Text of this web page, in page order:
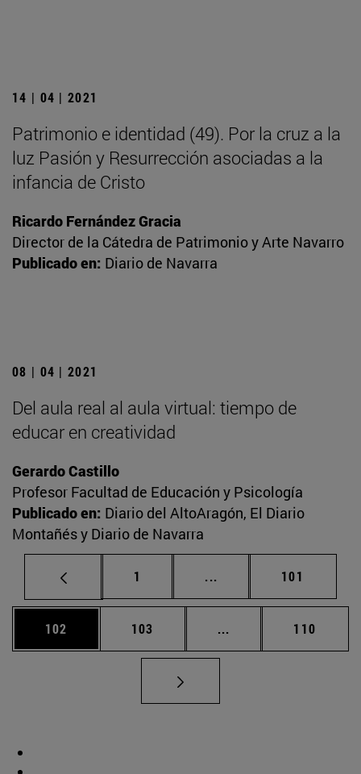
14 | 04 | 2021
Patrimonio e identidad (49). Por la cruz a la
luz Pasión y Resurrección asociadas a la
infancia de Cristo
Ricardo Fernández Gracia
Director de la Cátedra de Patrimonio y Arte Navarro
Publicado en: Diario de Navarra
08 | 04 | 2021
Del aula real al aula virtual: tiempo de
educar en creatividad
Gerardo Castillo
Profesor Facultad de Educación y Psicología
Publicado en: Diario del AltoAragón, El Diario
Montañés y Diario de Navarra
Página
1 ... Páginas intermedias
Página
101
Página
102 Página
103 ... Páginas intermedias
Página
110